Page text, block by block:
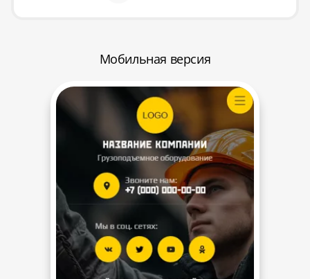
Мобильная версия